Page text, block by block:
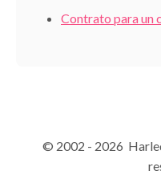
Contrato para un
© 2002 - 2026